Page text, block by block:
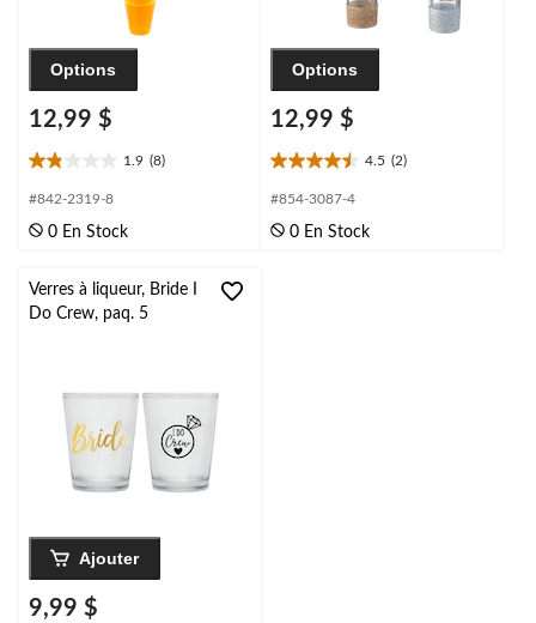
Options
12,99 $
1.9 (8)
1.9
étoile(s)
5.
évaluations
#842-2319-8
0 En Stock
Options
12,99 $
4.5 (2)
4.5
étoile(s)
5.
#854-3087-4
0 En Stock
Verres à liqueur, Bride I
Do Crew, paq. 5
Ajouter
9,99 $